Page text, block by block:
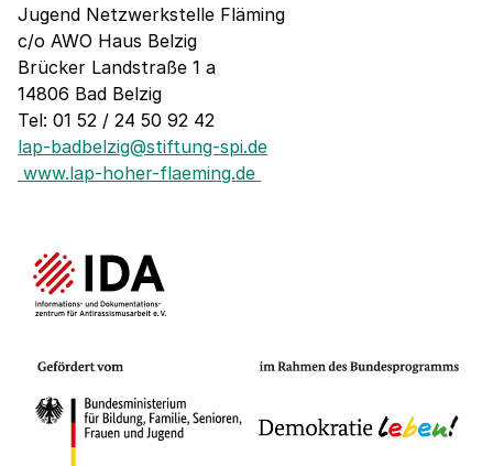
Jugend Netzwerkstelle Fläming
c/o AWO Haus Belzig
Brücker Landstraße 1 a
14806 Bad Belzig
Tel: 01 52 / 24 50 92 42
lap-badbelzig@stiftung-spi.de
www.lap-hoher-flaeming.de